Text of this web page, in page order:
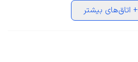
+ اتاق‌های بیشتر